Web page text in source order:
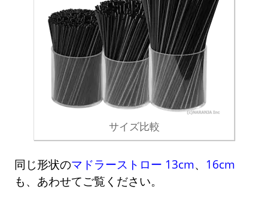
サイズ比較
同じ形状のマドラーストロー 13cm、 16cm
も、あわせてご覧ください。